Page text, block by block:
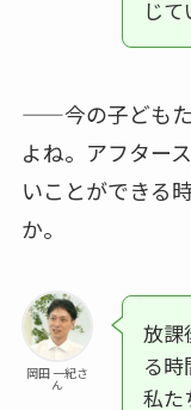
じて
——今の子どもた
よね。アフター
いことができる
か。
岡田 一紀さ
ん
放課
る
私た